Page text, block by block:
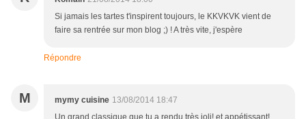
Si jamais les tartes t'inspirent toujours, le KKVKVK vient de
faire sa rentrée sur mon blog ;) ! A très vite, j'espère
Répondre
M mymy cuisine 13/08/2014 18:47
Un grand classique que tu a rendu très joli! et appétissant!